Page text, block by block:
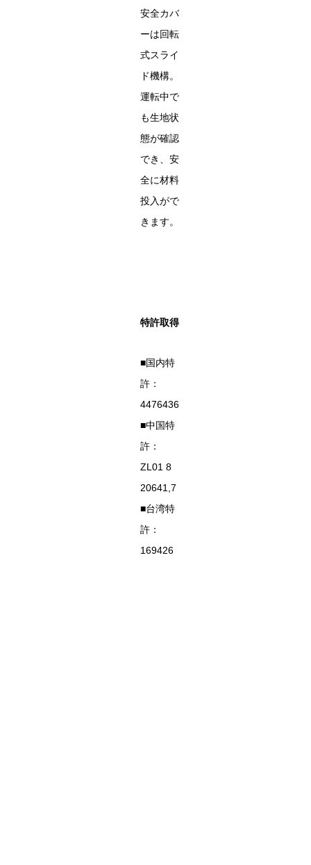
安全カバ
ーは回転
式スライ
ド機構。
運転中で
も生地状
態が確認
でき、安
全に材料
投入がで
きます。
特許取得
■国内特
許：
4476436
■中国特
許：
ZL01 8
20641,7
■台湾特
許：
169426